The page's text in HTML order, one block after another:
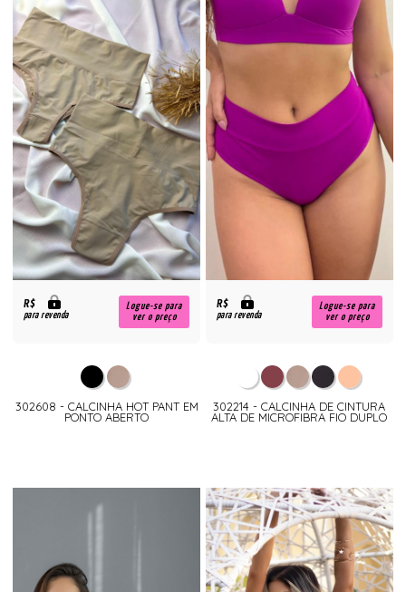
R$
para revenda
Logue-se para
ver o preço
302608 - CALCINHA HOT PANT EM
PONTO ABERTO
R$
para revenda
Logue-se para
ver o preço
302214 - CALCINHA DE CINTURA
ALTA DE MICROFIBRA FIO DUPLO